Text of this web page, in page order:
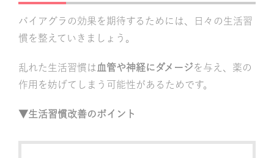
バイアグラの効果を期待するためには、日々の生活習
慣を整えていきましょう。
乱れた生活習慣は 血管や神経にダメージを与え、薬の
作用を妨げてしまう可能性があるためです。
▼生活習慣改善のポイント